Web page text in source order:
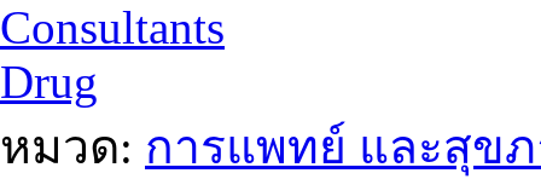
Consultants
Drug
หมวด: การแพทย์ และสุข